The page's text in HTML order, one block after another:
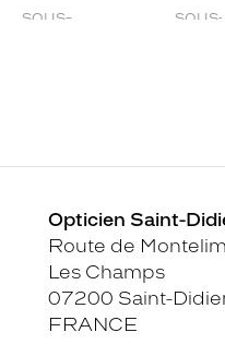
Opticien Saint-
Route de
Les Champs
07200 Saint-
FRANCE